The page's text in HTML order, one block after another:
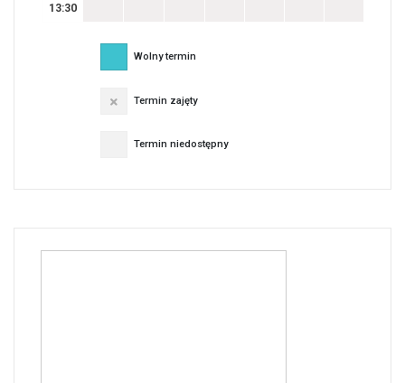
13:30
Wolny termin
Termin zajęty
Termin niedostępny